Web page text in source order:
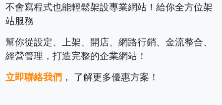
不會寫程式也能輕鬆架設專業網站！給你全方位架
站服務
幫你從設定、上架、開店、網路行銷、金流整合、
經營管理，打造完整的企業網站！
立即聯絡我們 ， 了解更多優惠方案！